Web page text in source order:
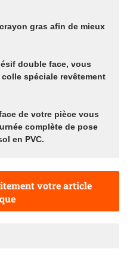
gras afin de mieux
double face, vous
spéciale revêtement
de votre pièce vous
complète de pose
en PVC.
votre article